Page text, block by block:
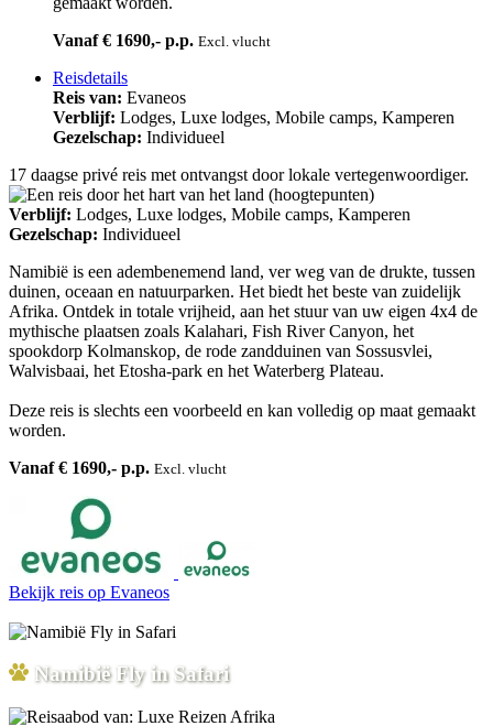
Vanaf € 1690,- p.p. Excl. vlucht
Reisdetails
Reis van: Evaneos
Verblijf: Lodges, Luxe lodges, Mobile camps, Kamperen
Gezelschap: Individueel
17 daagse privé reis met ontvangst door lokale vertegenwoordiger.
Verblijf: Lodges, Luxe lodges, Mobile camps, Kamperen
Gezelschap: Individueel
Namibië is een adembenemend land, ver weg van de drukte, tussen
duinen, oceaan en natuurparken. Het biedt het beste van zuidelijk
Afrika. Ontdek in totale vrijheid, aan het stuur van uw eigen 4x4 de
mythische plaatsen zoals Kalahari, Fish River Canyon, het
spookdorp Kolmanskop, de rode zandduinen van Sossusvlei,
Walvisbaai, het Etosha-park en het Waterberg Plateau.
Deze reis is slechts een voorbeeld en kan volledig op maat gemaakt
worden.
Vanaf € 1690,- p.p. Excl. vlucht
Bekijk reis op Evaneos
Namibië Fly in Safari